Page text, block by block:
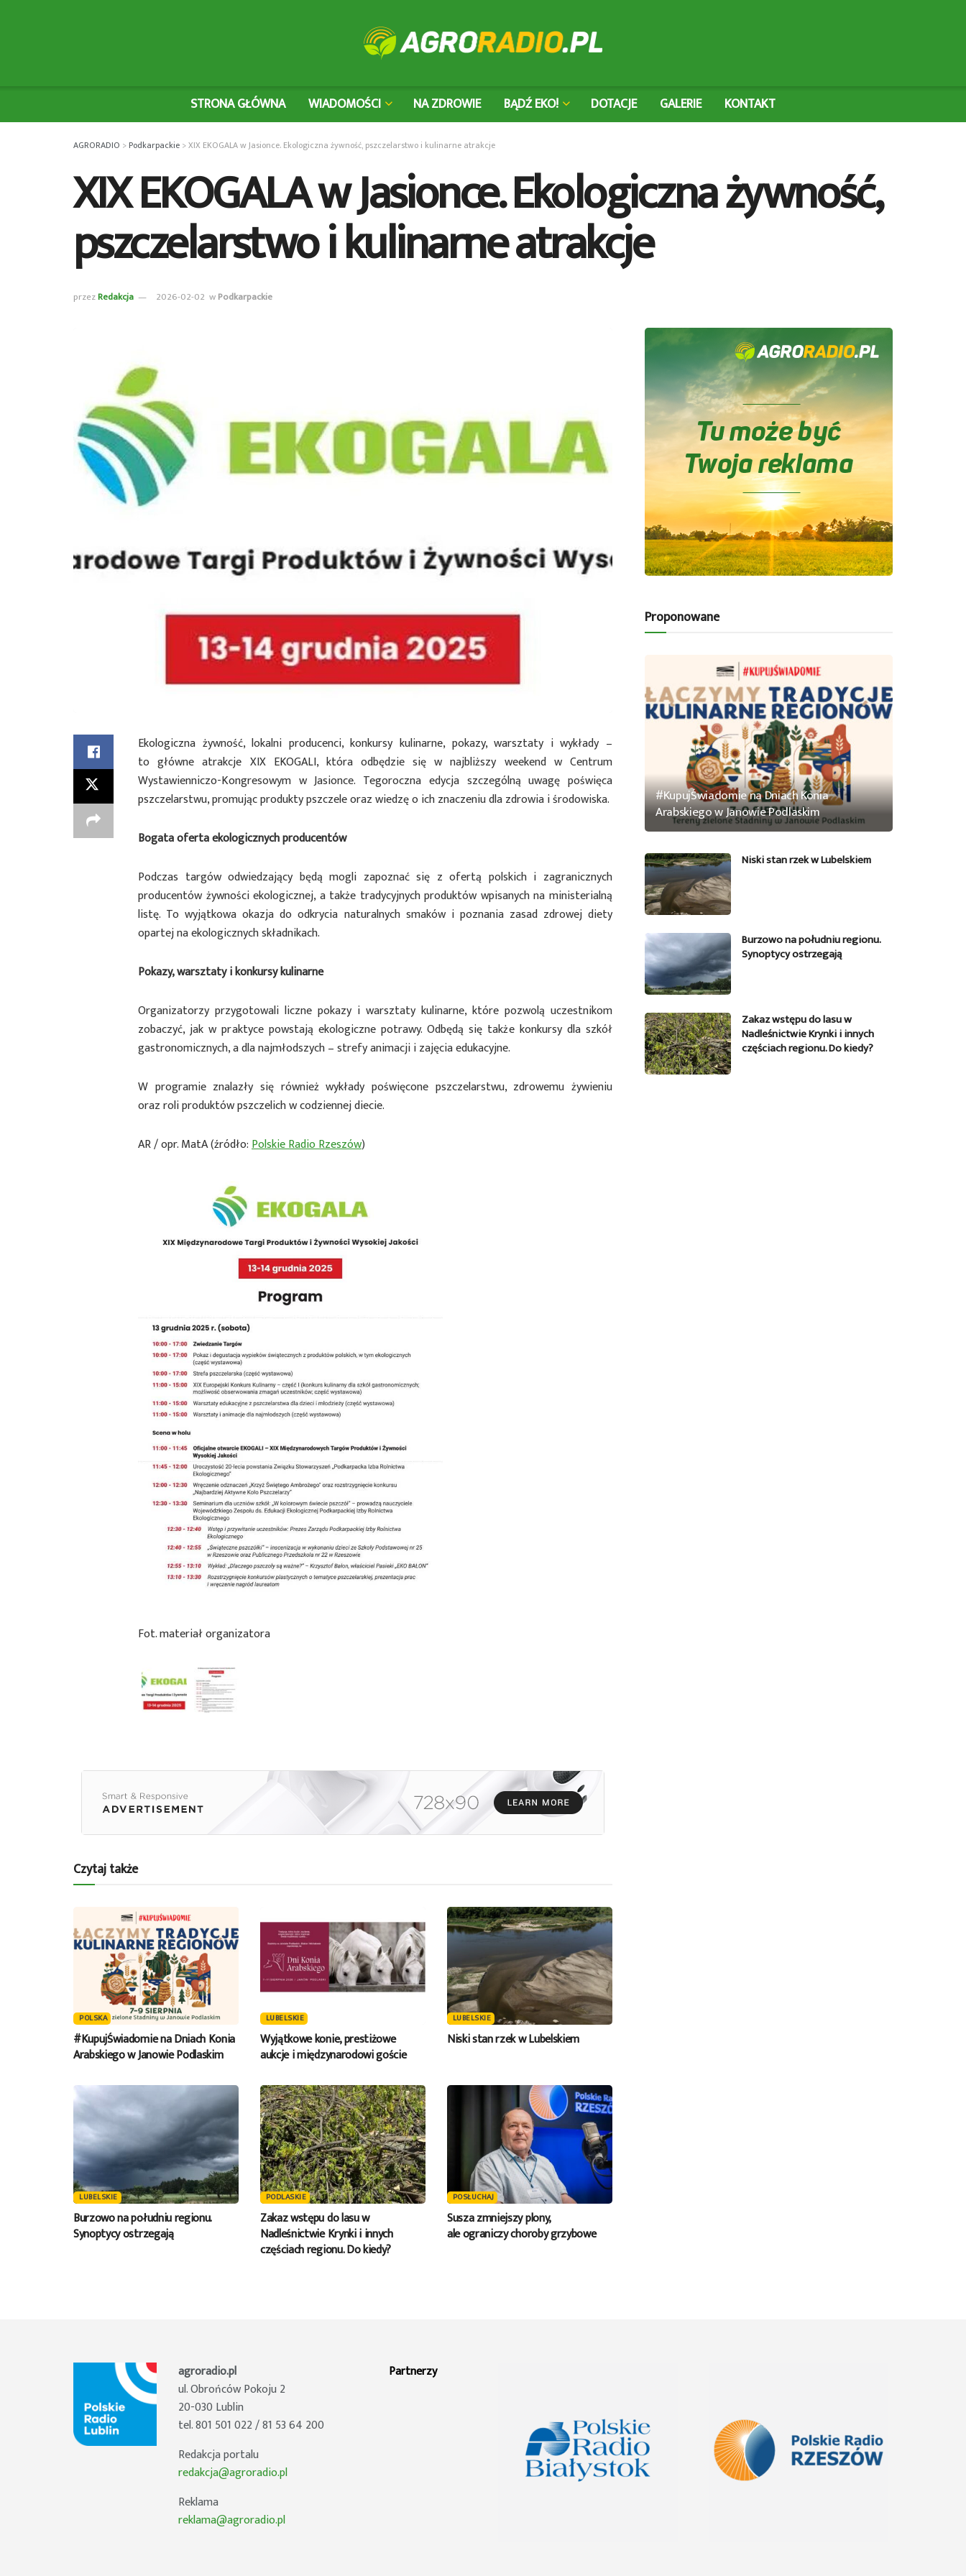
STRONA GŁÓWNA WIADOMOŚCI NA ZDROWIE BĄDŹ EKO! DOTACJE GALERIE KONTAKT
AGRORADIO >Podkarpackie >XIX EKOGALA w Jasionce. Ekologiczna żywność, pszczelarstwo i kulinarne atrakcje
XIX EKOGALA w Jasionce. Ekologiczna żywność,
pszczelarstwo i kulinarne atrakcje
przezRedakcja 2026-02-02 wPodkarpackie
Ekologiczna żywność, lokalni producenci, konkursy kulinarne, pokazy, warsztaty i wykłady –
to główne atrakcje XIX EKOGALI, która odbędzie się w najbliższy weekend w Centrum
Wystawienniczo-Kongresowym w Jasionce. Tegoroczna edycja szczególną uwagę poświęca
pszczelarstwu, promując produkty pszczele oraz wiedzę o ich znaczeniu dla zdrowia i środowiska.
Bogata oferta ekologicznych producentów
Podczas targów odwiedzający będą mogli zapoznać się z ofertą polskich i zagranicznych
producentów żywności ekologicznej, a także tradycyjnych produktów wpisanych na ministerialną
listę. To wyjątkowa okazja do odkrycia naturalnych smaków i poznania zasad zdrowej diety
opartej na ekologicznych składnikach.
Pokazy, warsztaty i konkursy kulinarne
Organizatorzy przygotowali liczne pokazy i warsztaty kulinarne, które pozwolą uczestnikom
zobaczyć, jak w praktyce powstają ekologiczne potrawy. Odbędą się także konkursy dla szkół
gastronomicznych, a dla najmłodszych – strefy animacji i zajęcia edukacyjne.
W programie znalazły się również wykłady poświęcone pszczelarstwu, zdrowemu żywieniu
oraz roli produktów pszczelich w codziennej diecie.
AR / opr. MatA (źródło:Polskie Radio Rzeszów)
Fot. materiał organizatora
Czytaj także
POLSKA
#KupujŚwiadomie na Dniach Konia
Arabskiego w Janowie Podlaskim
LUBELSKIE
Wyjątkowe konie, prestiżowe
aukcje i międzynarodowi goście
LUBELSKIE
Niski stan rzek w Lubelskiem
LUBELSKIE
Burzowo na południu regionu.
Synoptycy ostrzegają
PODLASKIE
Zakaz wstępu do lasu w
Nadleśnictwie Krynki i innych
częściach regionu. Do kiedy?
POSŁUCHAJ
Susza zmniejszy plony,
ale ograniczy choroby grzybowe
Proponowane
#KupujŚwiadomie na Dniach Konia
Arabskiego w Janowie Podlaskim
Niski stan rzek w Lubelskiem
Burzowo na południu regionu.
Synoptycy ostrzegają
Zakaz wstępu do lasu w
Nadleśnictwie Krynki i innych
częściach regionu. Do kiedy?
agroradio.pl
ul. Obrońców Pokoju 2
20-030 Lublin
tel. 801 501 022 / 81 53 64 200
Redakcja portalu
redakcja@agroradio.pl
Reklama
reklama@agroradio.pl
Partnerzy